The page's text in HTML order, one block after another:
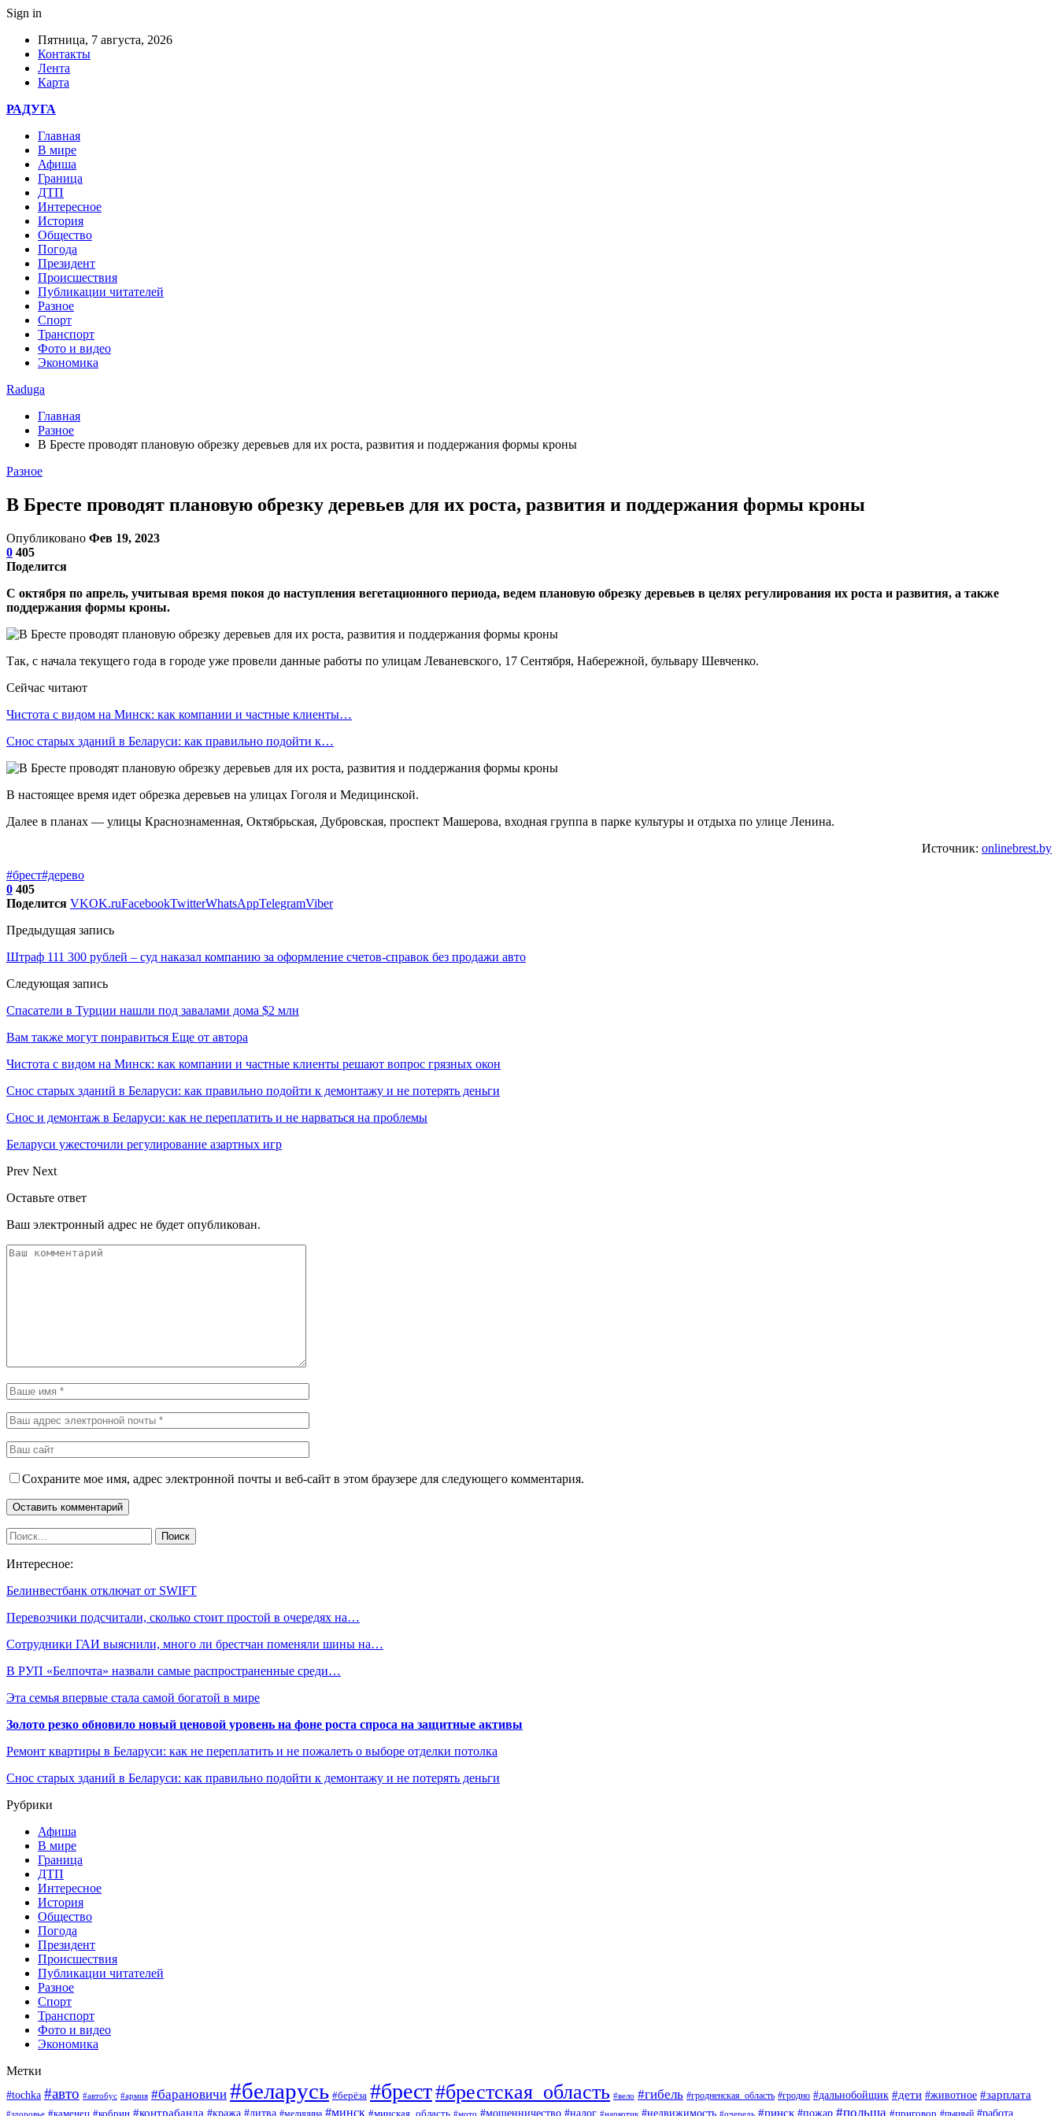
Sign in
Пятница, 7 августа, 2026
Контакты
Лента
Карта
РАДУГА
Главная
В мире
Афиша
Граница
ДТП
Интересное
История
Общество
Погода
Президент
Происшествия
Публикации читателей
Разное
Спорт
Транспорт
Фото и видео
Экономика
Raduga
Главная
Разное
В Бресте проводят плановую обрезку деревьев для их роста, развития и поддержания формы кроны
Разное
В Бресте проводят плановую обрезку деревьев для их роста, развития и поддержания формы кроны
Опубликовано Фев 19, 2023
0 405
Поделится
С октября по апрель, учитывая время покоя до наступления вегетационного периода, ведем плановую обрезку деревьев в целях регулирования их роста и развития, а также
поддержания формы кроны.
Так, с начала текущего года в городе уже провели данные работы по улицам Леваневского, 17 Сентября, Набережной, бульвару Шевченко.
Сейчас читают
Чистота с видом на Минск: как компании и частные клиенты…
Снос старых зданий в Беларуси: как правильно подойти к…
В настоящее время идет обрезка деревьев на улицах Гоголя и Медицинской.
Далее в планах — улицы Краснознаменная, Октябрьская, Дубровская, проспект Машерова, входная группа в парке культуры и отдыха по улице Ленина.
Источник: onlinebrest.by
#брест#дерево
0 405
Поделится VKOK.ruFacebookTwitterWhatsAppTelegramViber
Предыдущая запись
Штраф 111 300 рублей – суд наказал компанию за оформление счетов-справок без продажи авто
Следующая запись
Спасатели в Турции нашли под завалами дома $2 млн
Вам также могут понравиться Еще от автора
Чистота с видом на Минск: как компании и частные клиенты решают вопрос грязных окон
Снос старых зданий в Беларуси: как правильно подойти к демонтажу и не потерять деньги
Снос и демонтаж в Беларуси: как не переплатить и не нарваться на проблемы
Беларуси ужесточили регулирование азартных игр
Prev Next
Оставьте ответ
Ваш электронный адрес не будет опубликован.
Сохраните мое имя, адрес электронной почты и веб-сайт в этом браузере для следующего комментария.
Интересное:
Белинвестбанк отключат от SWIFT
Перевозчики подсчитали, сколько стоит простой в очередях на…
Сотрудники ГАИ выяснили, много ли брестчан поменяли шины на…
В РУП «Белпочта» назвали самые распространенные среди…
Эта семья впервые стала самой богатой в мире
Золото резко обновило новый ценовой уровень на фоне роста спроса на защитные активы
Ремонт квартиры в Беларуси: как не переплатить и не пожалеть о выборе отделки потолка
Снос старых зданий в Беларуси: как правильно подойти к демонтажу и не потерять деньги
Рубрики
Афиша
В мире
Граница
ДТП
Интересное
История
Общество
Погода
Президент
Происшествия
Публикации читателей
Разное
Спорт
Транспорт
Фото и видео
Экономика
Метки
#tochka #авто #автобус #армия #барановичи #беларусь #берёза #брест#брестская_область #вело #гибель #гродненская_область #гродно #дальнобойщик #дети #животное #зарплата
#здоровье #каменец #кобрин #контрабанда #кража #литва #медицина #минск #минская_область #мото #мошенничество #налог #наркотик #недвижимость #очередь #пинск #пожар #польша #приговор #пьяный #работа